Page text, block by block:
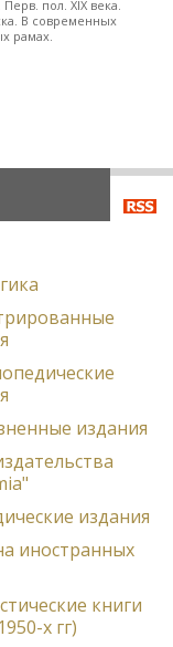
Перв. пол. XIX века.
В современных
рамах.
издания
издания
иностранных
книги
х гг)